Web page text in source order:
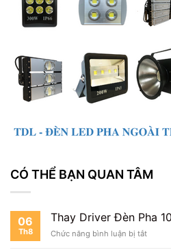
CÓ THỂ BẠN QUAN TÂM
06
Th8
Thay Driver Đèn Pha
Chức năng bình luận bị tắtở